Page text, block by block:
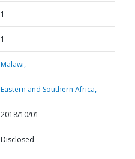
1
1
Malawi,
Eastern and Southern Africa,
2018/10/01
Disclosed